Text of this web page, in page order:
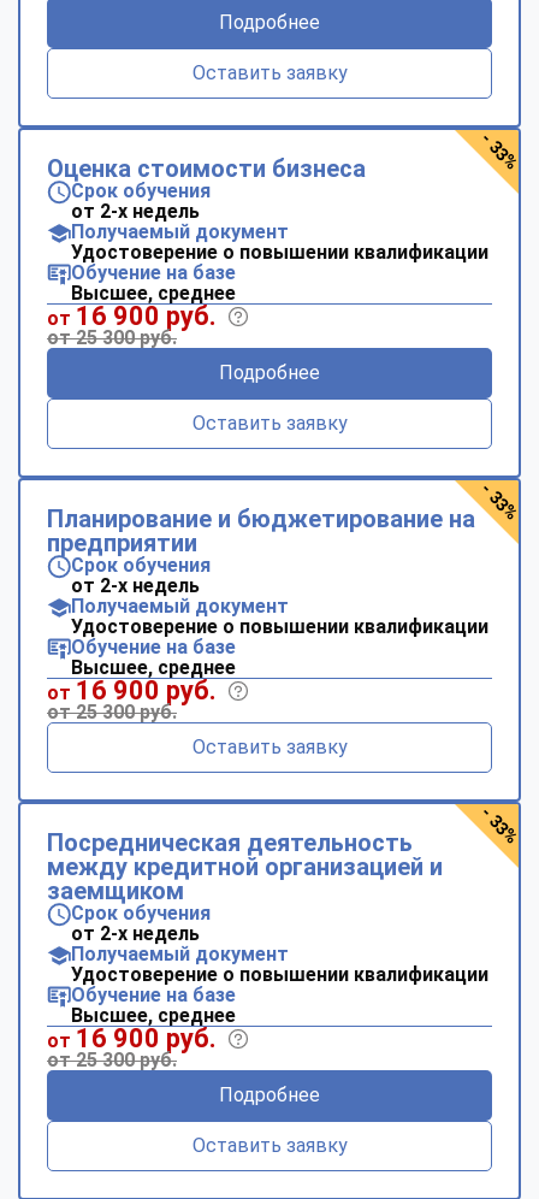
Подробнее
Оставить заявку
Оценка стоимости бизнеса
Срок обучения
от 2-х недель
Получаемый документ
Удостоверение о повышении квалификации
Обучение на базе
Высшее, среднее
от 16 900 руб.
от 25 300 руб.
Подробнее
Оставить заявку
- 33%
Планирование и бюджетирование на
предприятии
Срок обучения
от 2-х недель
Получаемый документ
Удостоверение о повышении квалификации
Обучение на базе
Высшее, среднее
от 16 900 руб.
от 25 300 руб.
Оставить заявку
- 33%
Посредническая деятельность
между кредитной организацией и
заемщиком
Срок обучения
от 2-х недель
Получаемый документ
Удостоверение о повышении квалификации
Обучение на базе
Высшее, среднее
от 16 900 руб.
от 25 300 руб.
Подробнее
Оставить заявку
- 33%